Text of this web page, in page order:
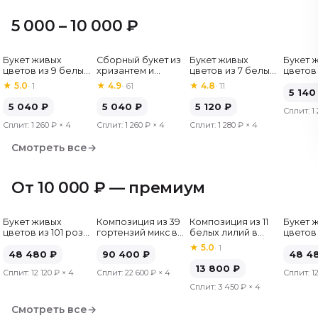
5 000 – 10 000 ₽
Букет живых
цветов из 9 белых
роз, Эквадор, 60
см
★ 5.0· 1
5 040 ₽
Сплит: 1 260 ₽ × 4
Хит
Сборный букет из
хризантем и
альстромерий
★ 4.9· 61
5 040 ₽
Сплит: 1 260 ₽× 4
Букет живых
цветов из 7 белых
хризантем
★4.8·11
5 120 ₽
Сплит:1 280 ₽ × 4
Букет
цветов
5 140
Сплит: 1
Смотреть все→
От 10 000 ₽ — премиум
Букет живых
цветов из 101 розы
см
48 480 ₽
Сплит: 12 120 ₽ × 4
Композиция из 39
гортензий микс в
90 400 ₽
Сплит: 22 600 ₽× 4
Композиция из 11
белых лилий в
шляпной коробке
★5.0·1
13 800 ₽
Сплит:3 450 ₽ × 4
Букет
цветов
см
48
Сплит:
Смотреть все→